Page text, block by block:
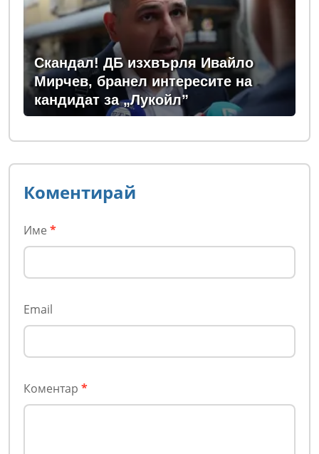
Скандал! ДБ изхвърля Ивайло
Мирчев, бранел интересите на
кандидат за „Лукойл”
Коментирай
Име *
Email
Коментар *